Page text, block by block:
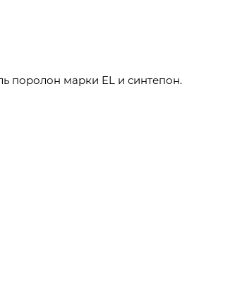
поролон марки EL и синтепон.